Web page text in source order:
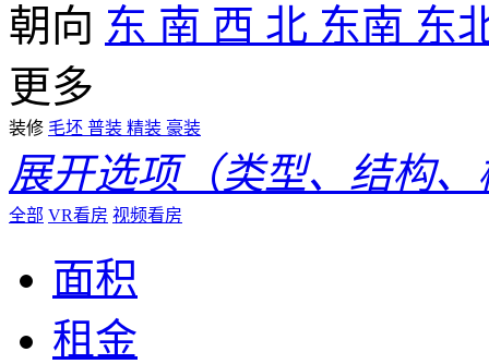
朝向 东 南 西 北 东南 东
更多
装修 毛坯 普装 精装 豪装
展开选项（类型、结构
全部 VR看房 视频看房
面积
租金